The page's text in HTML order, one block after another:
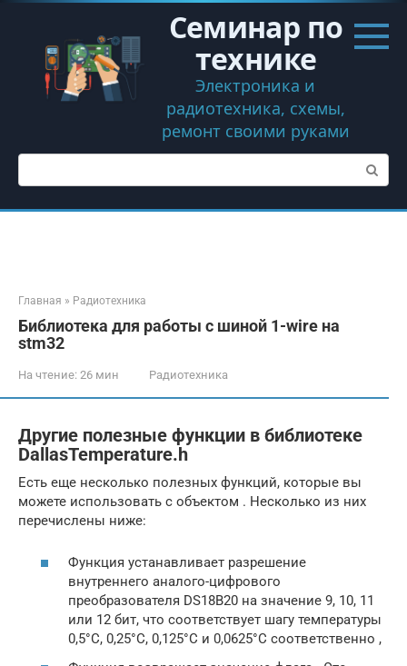
Перейти
контенту
Семинар по
технике
Электроника и
радиотехника, схемы,
ремонт своими руками
Поиск:
Главная » Радиотехника
Библиотека для работы с шиной 1-wire на
stm32
На чтение: 26 мин Радиотехника
Другие полезные функции в библиотеке
DallasTemperature.h
Есть еще несколько полезных функций, которые вы
можете использовать с объектом . Несколько из них
перечислены ниже:
Функция устанавливает разрешение
внутреннего аналого-цифрового
преобразователя DS18B20 на значение 9, 10, 11
или 12 бит, что соответствует шагу температуры
0,5°C, 0,25°C, 0,125°C и 0,0625°C соответственно ,